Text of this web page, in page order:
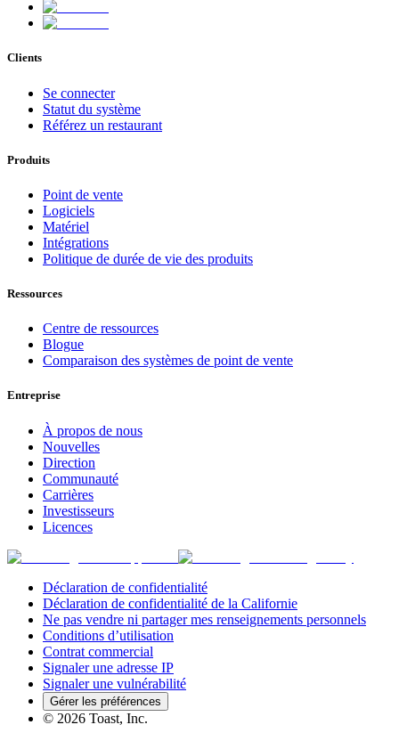
Clients
Se connecter
Statut du système
Référez un restaurant
Produits
Point de vente
Logiciels
Matériel
Intégrations
Politique de durée de vie des produits
Ressources
Centre de ressources
Blogue
Comparaison des systèmes de point de vente
Entreprise
À propos de nous
Nouvelles
Direction
Communauté
Carrières
Investisseurs
Licences
Déclaration de confidentialité
Déclaration de confidentialité de la Californie
Ne pas vendre ni partager mes renseignements personnels
Conditions d’utilisation
Contrat commercial
Signaler une adresse IP
Signaler une vulnérabilité
Gérer les préférences
© 2026 Toast, Inc.